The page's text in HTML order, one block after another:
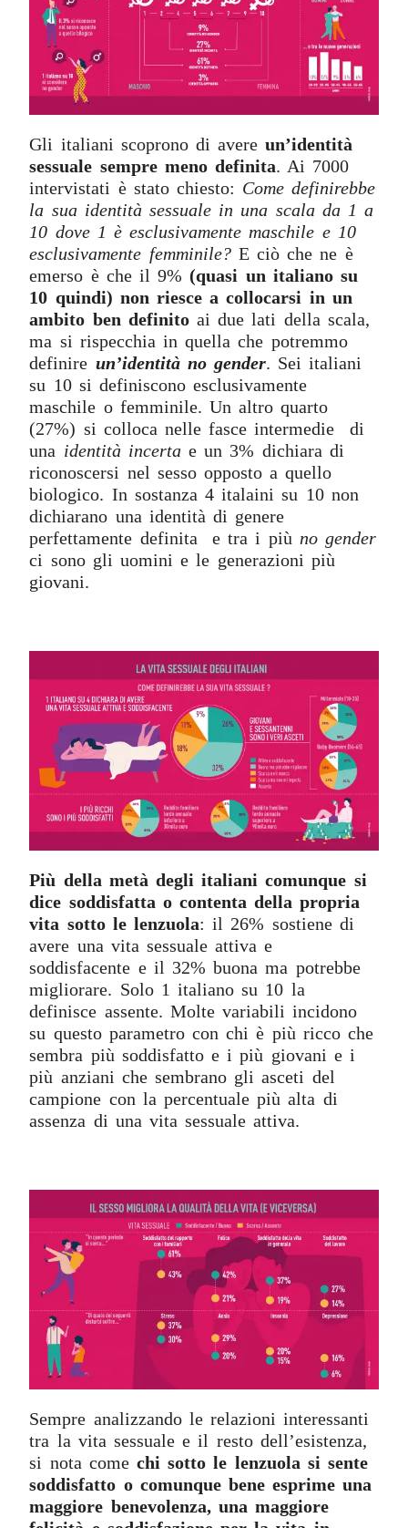
Gli italiani scoprono di avereun’identità
sessuale sempre meno definita. Ai 7000
intervistati è stato chiesto: Come definirebbe
la sua identità sessuale in una scala da 1 a
10 dove 1 è esclusivamente maschile e 10
esclusivamente femminile?E ciò che ne è
emerso è che il 9% (quasi un italiano su
10 quindi) non riesce a collocarsi in un
ambito ben definitoai due lati della scala,
ma si rispecchia in quella che potremmo
definire un’identità no gender. Sei italiani
su 10 si definiscono esclusivamente
maschile o femminile. Un altro quarto
(27%) si colloca nelle fasce intermedie di
una identità incertae un 3% dichiara di
riconoscersi nel sesso opposto a quello
biologico. In sostanza 4 italaini su 10 non
dichiarano una identità di genere
perfettamente definita e tra i più no gender
ci sono gli uomini e le generazioni più
giovani.
Più della metà degli italiani comunque si
dice soddisfatta o contenta della propria
vita sotto le lenzuola: il 26% sostiene di
avere una vita sessuale attiva e
soddisfacente e il 32% buona ma potrebbe
migliorare. Solo 1 italiano su 10 la
definisce assente. Molte variabili incidono
su questo parametro con chi è più ricco che
sembra più soddisfatto e i più giovani e i
più anziani che sembrano gli asceti del
campione con la percentuale più alta di
assenza di una vita sessuale attiva.
Sempre analizzando le relazioni interessanti
tra la vita sessuale e il resto dell’esistenza,
si nota comechi sotto le lenzuola si sente
soddisfatto o comunque bene esprime una
maggiore benevolenza, una maggiore